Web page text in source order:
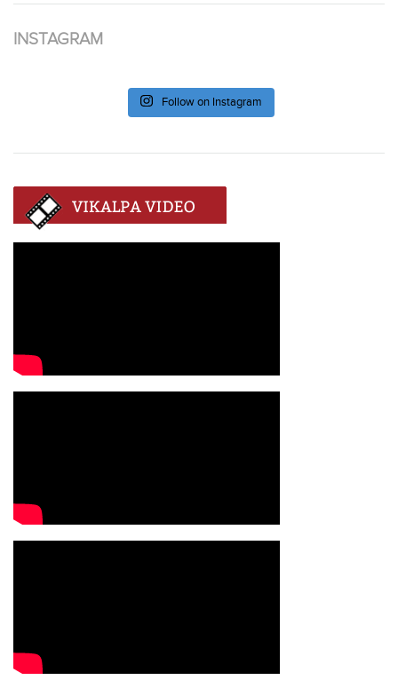
INSTAGRAM
Follow on Instagram